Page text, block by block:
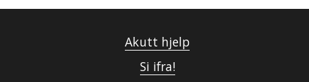
Akutt hjelp
Si ifra!